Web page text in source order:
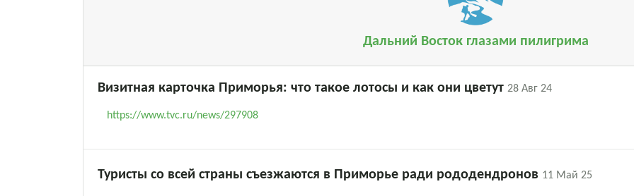
Дальний Восток глазами пилигрима
Визитная карточка Приморья: что такое лотосы и как они цветут 28 Авг 24
https://www.tvc.ru/news/297908
Туристы со всей страны съезжаются в Приморье ради рододендронов 11 Май 25